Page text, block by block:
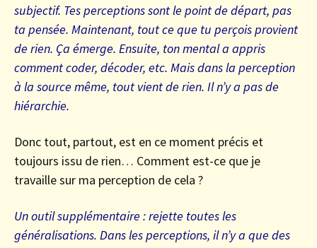
subjectif. Tes perceptions sont le point de départ, pas
ta pensée. Maintenant, tout ce que tu perçois provient
de rien. Ça émerge. Ensuite, ton mental a appris
comment coder, décoder, etc. Mais dans la perception
à la source même, tout vient de rien. Il n’y a pas de
hiérarchie.
Donc tout, partout, est en ce moment précis et
toujours issu de rien… Comment est-ce que je
travaille sur ma perception de cela ?
Un outil supplémentaire : rejette toutes les
généralisations. Dans les perceptions, il n’y a que des